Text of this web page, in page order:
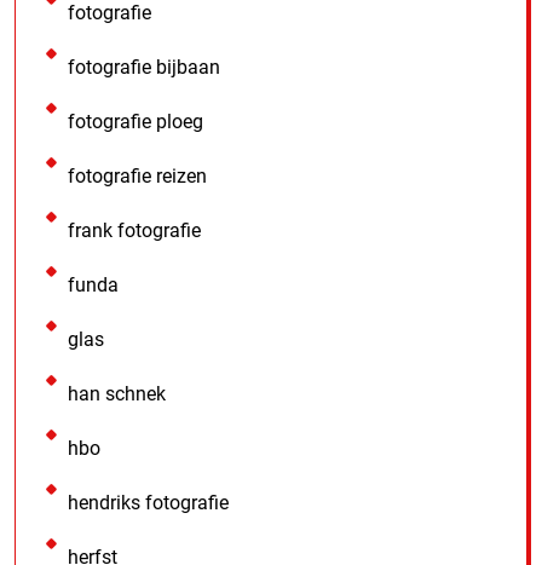
fotografie
fotografie bijbaan
fotografie ploeg
fotografie reizen
frank fotografie
funda
glas
han schnek
hbo
hendriks fotografie
herfst